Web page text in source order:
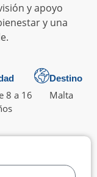
y apoyo
y una
8 a 16
Destino
Malta